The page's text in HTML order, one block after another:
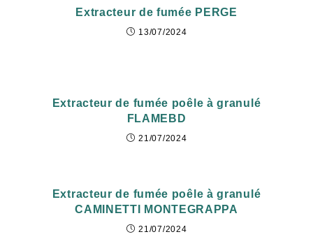
Extracteur de fumée PERGE
13/07/2024
Extracteur de fumée poêle à granulé
FLAMEBD
21/07/2024
Extracteur de fumée poêle à granulé
CAMINETTI MONTEGRAPPA
21/07/2024